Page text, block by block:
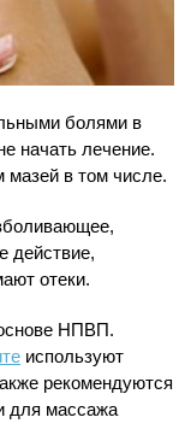
болями в
начать лечение.
в том числе.
действие,
отеки.
НПВП.
используют
рекомендуются
для массажа